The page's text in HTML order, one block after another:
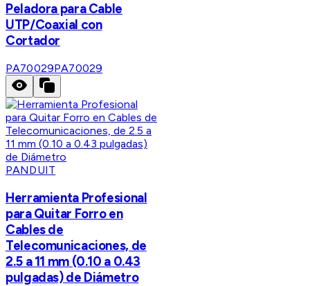
Peladora para Cable
UTP/Coaxial con
Cortador
PA70029PA70029
PANDUIT
Herramienta Profesional
para Quitar Forro en
Cables de
Telecomunicaciones, de
2.5 a 11 mm (0.10 a 0.43
pulgadas) de Diámetro